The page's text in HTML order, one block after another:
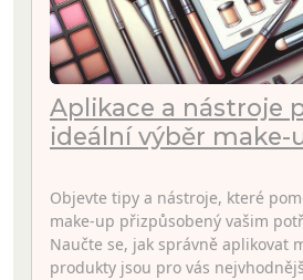
Aplikace a nástroje
ideální výběr make-
Objevte tipy a nástroje, které
make-up přizpůsobený vašim
Naučte se, jak správně aplikovat
produkty jsou pro vás